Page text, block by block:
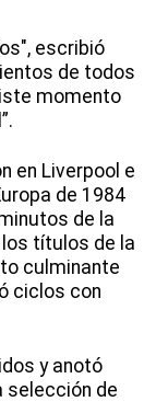
escribió
de todos
momento
en Liverpool e
de 1984
de la
los títulos de la
culminante
ciclos con
y anotó
selección de